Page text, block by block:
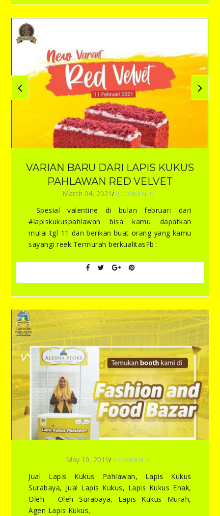
VARIAN BARU DARI LAPIS KUKUS
PAHLAWAN RED VELVET
March 04, 2021/ 0 COMMENTS
Spesial valentine di bulan februari dari
#lapiskukuspahlawan bisa kamu dapatkan
mulai tgl 11 dan berikan buat orang yang kamu
sayangi reek.Termurah berkualitasFb :
May 10, 2019/ 0 COMMENTS
Jual Lapis Kukus Pahlawan, Lapis Kukus
Surabaya, Jual Lapis Kukus, Lapis Kukus Enak,
Oleh - Oleh Surabaya, Lapis Kukus Murah,
Agen Lapis Kukus,